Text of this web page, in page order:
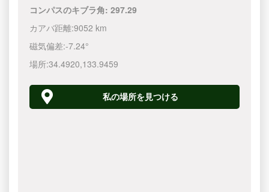
コンパスのキブラ角:297.29
カアバ距離:9052 km
磁気偏差:-7.24°
場所:34.4920,133.9460
私の場所を見つける